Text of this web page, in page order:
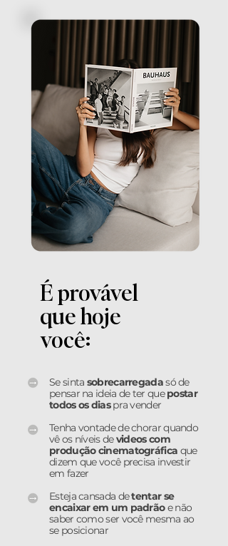
É provável
que hoje
você:
Se sinta sobrecarregadasó de
pensar na ideia de ter quepostar
todos os diaspra vender
Tenha vontade de chorar quando
vê os níveis devideos com
produção cinematográfica que
dizem que você precisa investir
em fazer
Esteja cansada detentar se
encaixar em um padrãoe não
saber como ser você mesma ao
se posicionar